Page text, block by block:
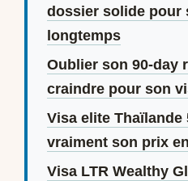
dossier solide pour
longtemps
Oublier son 90-day
craindre pour son
Visa elite Thaïlande
vraiment son prix
Visa LTR Wealthy